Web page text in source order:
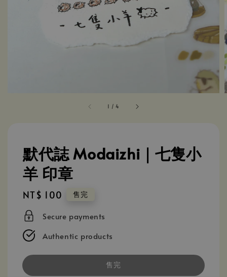
1 /4
默代誌 Modaizhi｜七隻小
羊 印章
Regular
price
NT$ 100 售完
Secure payments
Authentic products
售完